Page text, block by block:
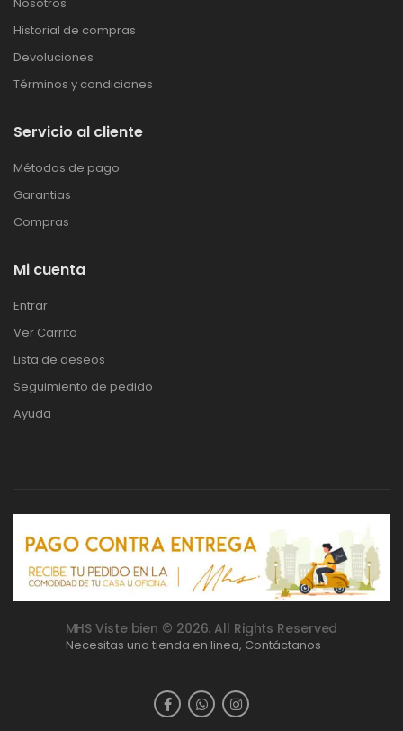
Historial de compras
Devoluciones
Términos y condiciones
Servicio al cliente
Métodos de pago
Garantias
Compras
Mi cuenta
Entrar
Ver Carrito
Lista de deseos
Seguimiento de pedido
Ayuda
MHS Viste bien © 2026. All Rights Reserved
Necesitas una tienda en linea, Contáctanos